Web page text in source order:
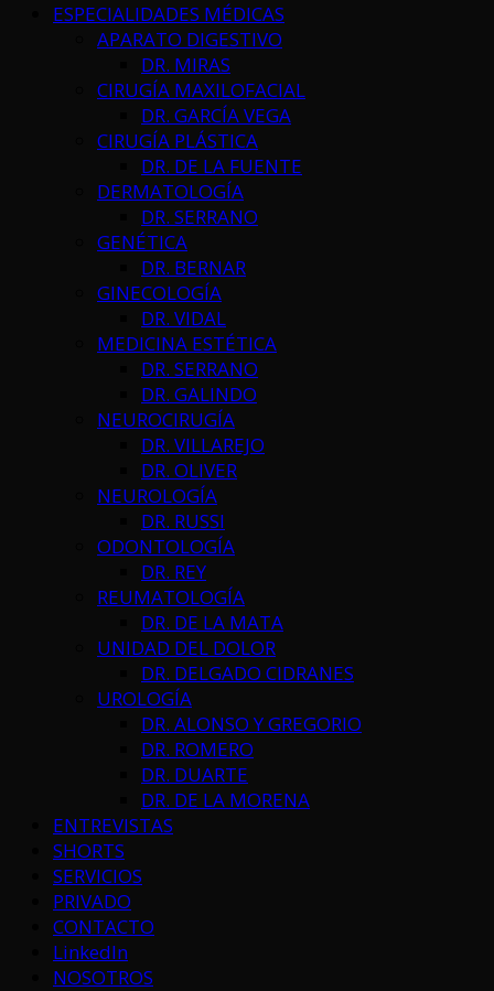
ESPECIALIDADES MÉDICAS
APARATO DIGESTIVO
DR. MIRAS
CIRUGÍA MAXILOFACIAL
DR. GARCÍA VEGA
CIRUGÍA PLÁSTICA
DR. DE LA FUENTE
DERMATOLOGÍA
DR. SERRANO
GENÉTICA
DR. BERNAR
GINECOLOGÍA
DR. VIDAL
MEDICINA ESTÉTICA
DR. SERRANO
DR. GALINDO
NEUROCIRUGÍA
DR. VILLAREJO
DR. OLIVER
NEUROLOGÍA
DR. RUSSI
ODONTOLOGÍA
DR. REY
REUMATOLOGÍA
DR. DE LA MATA
UNIDAD DEL DOLOR
DR. DELGADO CIDRANES
UROLOGÍA
DR. ALONSO Y GREGORIO
DR. ROMERO
DR. DUARTE
DR. DE LA MORENA
ENTREVISTAS
SHORTS
SERVICIOS
PRIVADO
CONTACTO
LinkedIn
NOSOTROS